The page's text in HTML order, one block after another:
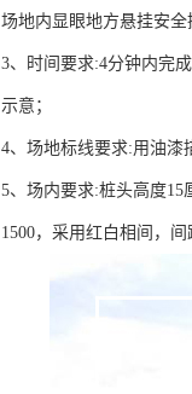
场地内显眼地方悬挂安全
3、时间要求:4分钟内完
示意；
4、场地标线要求:用油漆
5、场内要求:桩头高度
1500，采用红白相间，间